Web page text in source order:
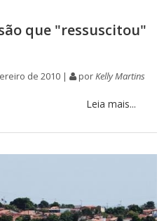
que "ressuscitou"
de 2010 | porKelly Martins
Leia mais...